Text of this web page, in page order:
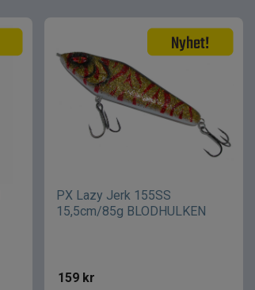
PX Lazy Jerk 155SS
15,5cm/85g BLODHULKEN
159 kr